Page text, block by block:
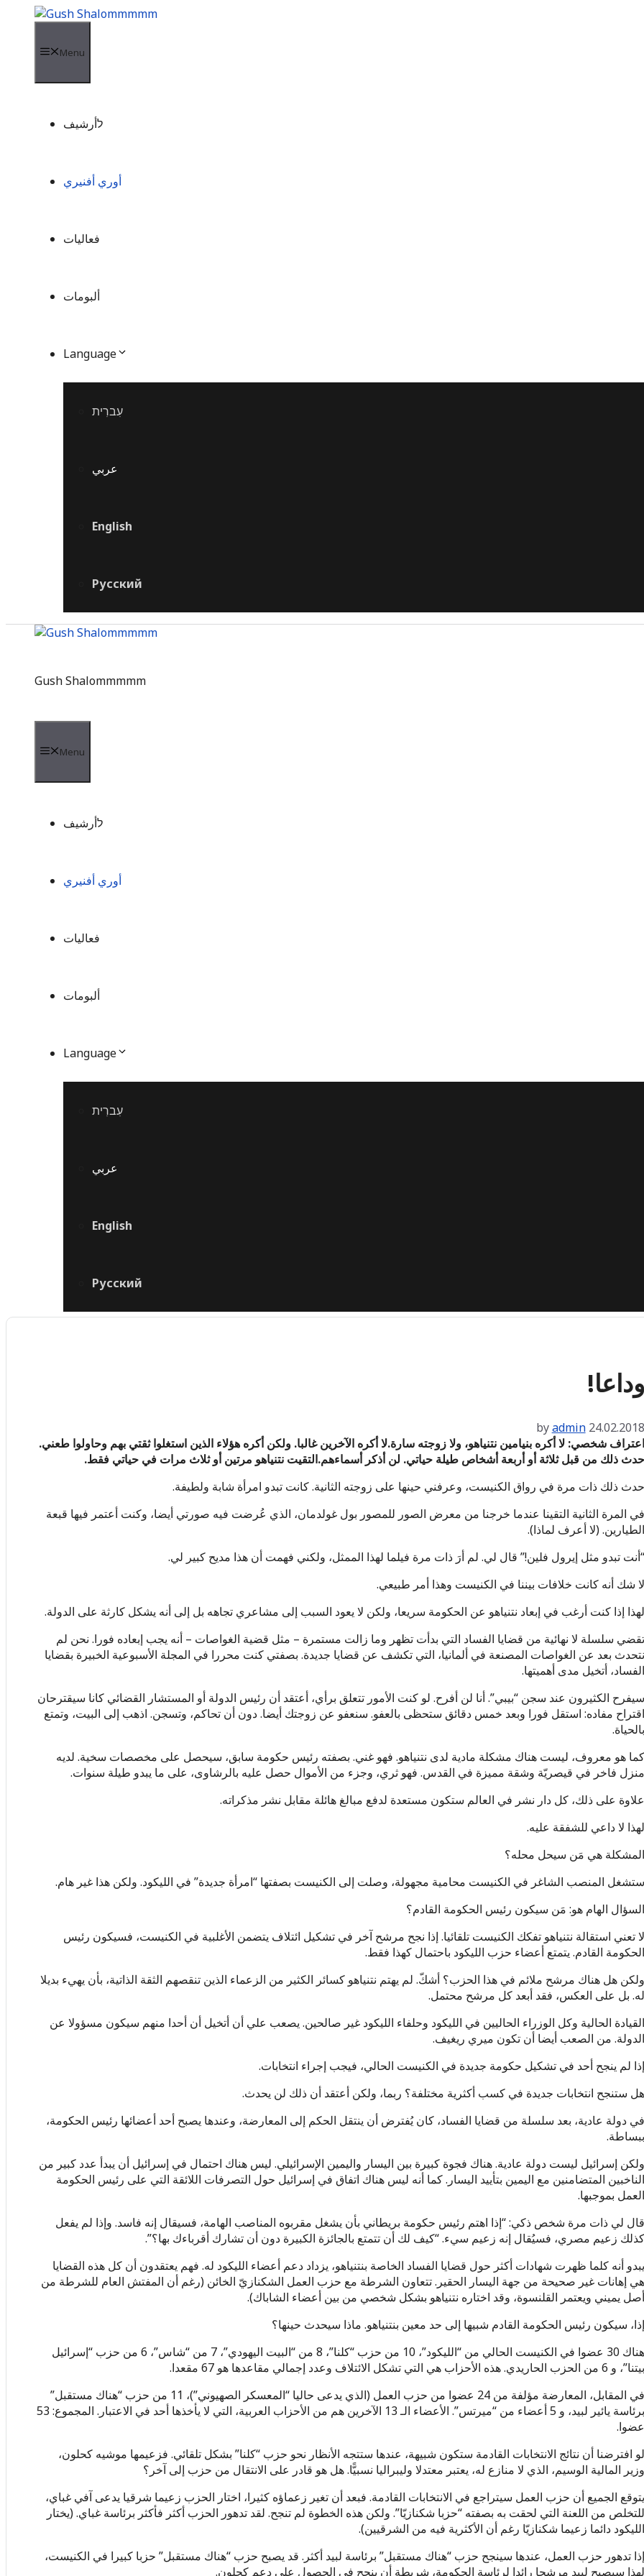
content
Menu
לأرشيف
أوري أفنيري
فعاليات
ألبومات
Language
עִברִית
عربي
English
Русский
Gush Shalommmmm
Menu
לأرشيف
أوري أفنيري
فعاليات
ألبومات
Language
עִברִית
عربي
English
Русский
وداعا!
24.02.2018
byadmin
اعتراف شخصي: لا أكره بنيامين نتنياهو، ولا زوجته سارة.لا أكره الآخرين غالبا. ولكن أكره هؤلاء الذين استغلوا ثقتي بهم وحاولوا طعني.
حدث ذلك من قبل ثلاثة أو أربعة أشخاص طيلة حياتي. لن أذكر أسماءهم.التقيت نتنياهو مرتين أو ثلاث مرات في حياتي فقط.
حدث ذلك ذات مرة في رواق الكنيست، وعرفني حينها على زوجته الثانية. كانت تبدو امرأة شابة ولطيفة.
في المرة الثانية التقينا عندما خرجنا من معرض الصور للمصور بول غولدمان، الذي عُرضت فيه صورتي أيضا، وكنت أعتمر فيها قبعة
الطيارين. (لا أعرف لماذا).
“أنت تبدو مثل إيرول فلين!” قال لي. لم أرَ ذات مرة فيلما لهذا الممثل، ولكني فهمت أن هذا مديح كبير لي.
لا شك أنه كانت خلافات بيننا في الكنيست وهذا أمر طبيعي.
لهذا إذا كنت أرغب في إبعاد نتنياهو عن الحكومة سريعا، ولكن لا يعود السبب إلى مشاعري تجاهه بل إلى أنه يشكل كارثة على الدولة.
تقضي سلسلة لا نهائية من قضايا الفساد التي بدأت تظهر وما زالت مستمرة – مثل قضية الغواصات – أنه يجب إبعاده فورا. نحن لم
نتحدث بعد عن الغواصات المصنعة في ألمانيا، التي تكشف عن قضايا جديدة. بصفتي كنت محررا في المجلة الأسبوعية الخبيرة بقضايا
الفساد، أتخيل مدى أهميتها.
سيفرح الكثيرون عند سجن “بيبي”. أنا لن أفرح. لو كنت الأمور تتعلق برأي، أعتقد أن رئيس الدولة أو المستشار القضائي كانا سيقترحان
اقتراح مفاده: استقل فورا وبعد خمس دقائق ستحظى بالعفو. سنعفو عن زوجتك أيضا. دون أن تحاكم، وتسجن. اذهب إلى البيت، وتمتع
بالحياة.
كما هو معروف، ليست هناك مشكلة مادية لدى نتنياهو. فهو غني. بصفته رئيس حكومة سابق، سيحصل على مخصصات سخية. لديه
منزل فاخر في قيصريّة وشقة مميزة في القدس. فهو ثري، وجزء من الأموال حصل عليه بالرشاوى، على ما يبدو طيلة سنوات.
علاوة على ذلك، كل دار نشر في العالم ستكون مستعدة لدفع مبالغ هائلة مقابل نشر مذكراته.
لهذا لا داعي للشفقة عليه.
المشكلة هي مَن سيحل محله؟
ستشغل المنصب الشاغر في الكنيست محامية مجهولة، وصلت إلى الكنيست بصفتها “امرأة جديدة” في الليكود. ولكن هذا غير هام.
السؤال الهام هو: مَن سيكون رئيس الحكومة القادم؟
لا تعني استقالة نتنياهو تفكك الكنيست تلقائيا. إذا نجح مرشح آخر في تشكيل ائتلاف يتضمن الأغلبية في الكنيست، فسيكون رئيس
الحكومة القادم. يتمتع أعضاء حزب الليكود باحتمال كهذا فقط.
ولكن هل هناك مرشح ملائم في هذا الحزب؟ أشكّ. لم يهتم نتنياهو كسائر الكثير من الزعماء الذين تنقصهم الثقة الذاتية، بأن يهيء بديلا
له. بل على العكس، فقد أبعد كل مرشح محتمل.
القيادة الحالية وكل الوزراء الحاليين في الليكود وحلفاء الليكود غير صالحين. يصعب علي أن أتخيل أن أحدا منهم سيكون مسؤولا عن
الدولة. من الصعب أيضا أن تكون ميري ريغيف.
إذا لم ينجح أحد في تشكيل حكومة جديدة في الكنيست الحالي، فيجب إجراء انتخابات.
هل ستنجح انتخابات جديدة في كسب أكثرية مختلفة؟ ربما، ولكن أعتقد أن ذلك لن يحدث.
في دولة عادية، بعد سلسلة من قضايا الفساد، كان يُفترض أن ينتقل الحكم إلى المعارضة، وعندها يصبح أحد أعضائها رئيس الحكومة،
ببساطة.
ولكن إسرائيل ليست دولة عادية. هناك فجوة كبيرة بين اليسار واليمين الإسرائيلي. ليس هناك احتمال في إسرائيل أن يبدأ عدد كبير من
الناخبين المتضامنين مع اليمين بتأييد اليسار. كما أنه ليس هناك اتفاق في إسرائيل حول التصرفات اللائقة التي على رئيس الحكومة
العمل بموجبها.
قال لي ذات مرة شخص ذكي: “إذا اهتم رئيس حكومة بريطاني بأن يشغل مقربوه المناصب الهامة، فسيقال إنه فاسد. وإذا لم يفعل
كذلك زعيم مصري، فسيُقال إنه زعيم سيء. “كيف لك أن تتمتع بالجائزة الكبيرة دون أن تشارك أقرباءك بها؟”.
يبدو أنه كلما ظهرت شهادات أكثر حول قضايا الفساد الخاصة بنتنياهو، يزداد دعم أعضاء الليكود له. فهم يعتقدون أن كل هذه القضايا
هي إهانات غير صحيحة من جهة اليسار الحقير. تتعاون الشرطة مع حزب العمل الشكنازيّ الخائن (رغم أن المفتش العام للشرطة من
أصل يميني ويعتمر القلنسوة، وقد اختاره نتنياهو بشكل شخصي من بين أعضاء الشاباك).
إذا، سيكون رئيس الحكومة القادم شبيها إلى حد معين بنتنياهو. ماذا سيحدث حينها؟
هناك 30 عضوا في الكنيست الحالي من “الليكود”، 10 من حزب “كلنا”، 8 من “البيت اليهودي”، 7 من “شاس”، 6 من حزب “إسرائيل
بيتنا”، و 6 من الحزب الحاريدي. هذه الأحزاب هي التي تشكل الائتلاف وعدد إجمالي مقاعدها هو 67 مقعدا.
في المقابل، المعارضة مؤلفة من 24 عضوا من حزب العمل (الذي يدعى حاليا “المعسكر الصهيوني”)، 11 من حزب “هناك مستقبل”
برئاسة يائير لبيد، و 5 أعضاء من “ميرتس”. الأعضاء الـ 13 الآخرين هم من الأحزاب العربية، التي لا يأخذها أحد في الاعتبار. المجموع: 53
عضوا.
لو افترضنا أن نتائج الانتخابات القادمة ستكون شبيهة، عندها ستتجه الأنظار نحو حزب “كلنا” بشكل تلقائي. فزعيمها موشيه كحلون،
وزير المالية الوسيم، الذي لا منازع له، يعتبر معتدلا وليبراليا نسبيًّا. هل هو قادر على الانتقال من حزب إلى آخر؟
يتوقع الجميع أن حزب العمل سيتراجع في الانتخابات القادمة. فبعد أن تغير زعماؤه كثيرا، اختار الحزب زعيما شرقيا يدعى آفي غباي،
للتخلص من اللعنة التي لحقت به بصفته “حزبا شكنازيّا”. ولكن هذه الخطوة لم تنجح. لقد تدهور الحزب أكثر فأكثر برئاسة غباي. (يختار
الليكود دائما زعيما شكنازيّا رغم أن الأكثرية فيه من الشرقيين).
إذا تدهور حزب العمل، عندها سينجح حزب “هناك مستقبل” برئاسة لبيد أكثر. قد يصبح حزب “هناك مستقبل” حزبا كبيرا في الكنيست،
لهذا سيصبح لبيد مرشحا رائدا لرئاسة الحكومة، شريطة أن ينجح في الحصول على دعم كحلون.